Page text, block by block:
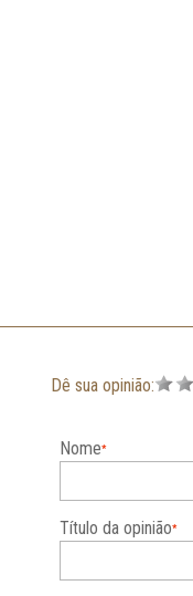
Dê sua opinião:
Nome
Título da opinião